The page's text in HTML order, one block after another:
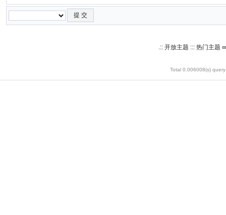
.:: 开放主题 ::: 热门主题
Total 0.006008(s)